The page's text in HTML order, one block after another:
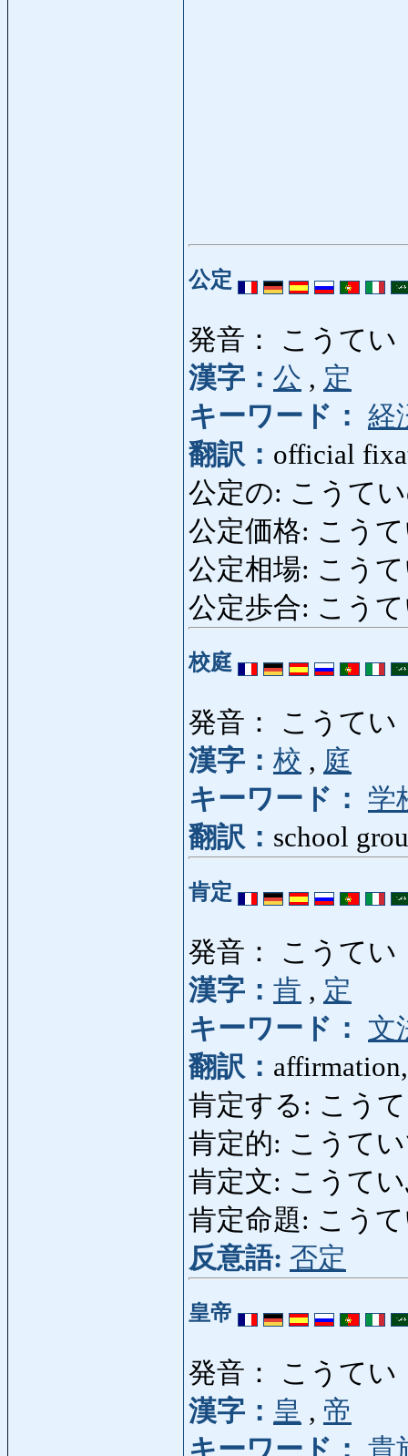
公定
発音： こうてい
漢字： 公 , 定
キーワード： 経
翻訳： official
公定の: こうて
公定価格: こう
公定相場: こう
公定歩合: こう
校庭
発音： こうてい
漢字： 校 , 庭
キーワード：
学
翻訳： school
肯定
発音： こうてい
漢字： 肯 , 定
キーワード：
文
翻訳：
肯定する: こう
肯定的: こうて
肯定文: こうて
肯定命題: こう
反意語: 否定
皇帝
発音： こうてい
漢字： 皇 , 帝
キーワード： 貴